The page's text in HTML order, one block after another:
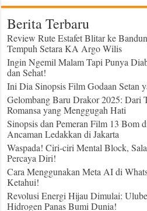
Berita Terbaru
Review Rute Estafet Blitar ke
Tempuh Setara KA Argo Wilis
Ingin Ngemil Malam Tapi Punya
dan Sehat!
Ini Dia Sinopsis Film Godaan Setan
Gelombang Baru Drakor 2025: Dari
Romansa yang Menggugah Hati
Sinopsis dan Pemeran Film 13 Bom
Ancaman Ledakkan di Jakarta
Waspada! Ciri-ciri Mental Block,
Percaya Diri!
Cara Menggunakan Meta AI di
Ketahui!
Revolusi Energi Hijau Dimulai:
Hidrogen Panas Bumi Dunia!